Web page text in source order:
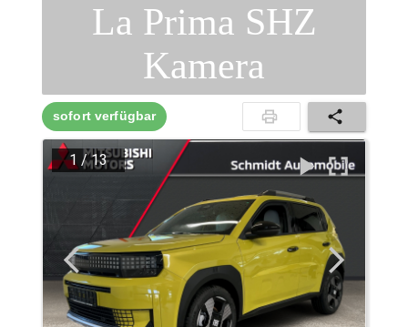
La Prima SHZ
Kamera
sofort verfügbar
1 /13